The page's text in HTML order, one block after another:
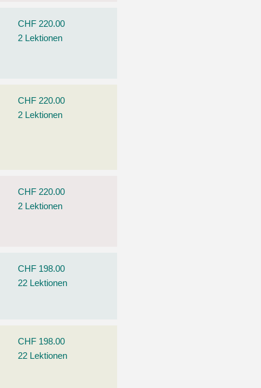
CHF 220.00
2 Lektionen
CHF 220.00
2 Lektionen
CHF 220.00
2 Lektionen
CHF 198.00
22 Lektionen
CHF 198.00
22 Lektionen